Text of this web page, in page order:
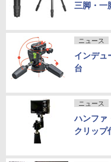
三脚・一
ニュース
インデュ
台
ニュース
ハンファ
クリップ